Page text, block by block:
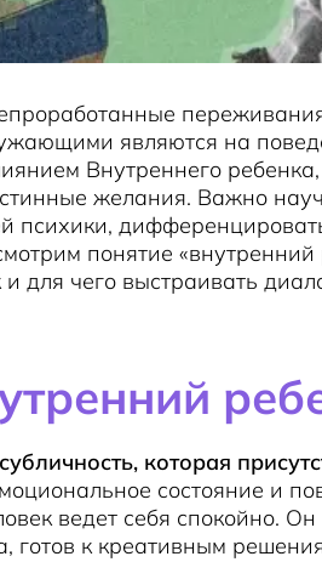
являются на
Внутреннего
желания. Важно
психики,
понятие «внутренний
для чего выстраивать
субличность, которая
состояние и
ведет себя спокойно. Он
готов к креативным